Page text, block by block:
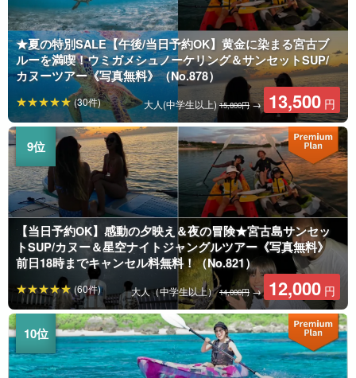
★夏の特別SALE【午後/当日予約OK】黄金に染まる宮古ブ
ルーを満喫！ウミガメシュノーケリング＆サンセットSUP/
カヌーツアー《写真無料》（No.878）
大人(中学生以上)15,800円→ 13,500 円
(30件)
【当日予約OK】感動の夕映え＆夜の冒険★宮古島サンセッ
トSUP/カヌー＆星空ナイトジャングルツアー《写真無料》
前日18時までキャンセル料無料！（No.821）
大人（中学生以上）14,000円→ 12,000 円
(60件)